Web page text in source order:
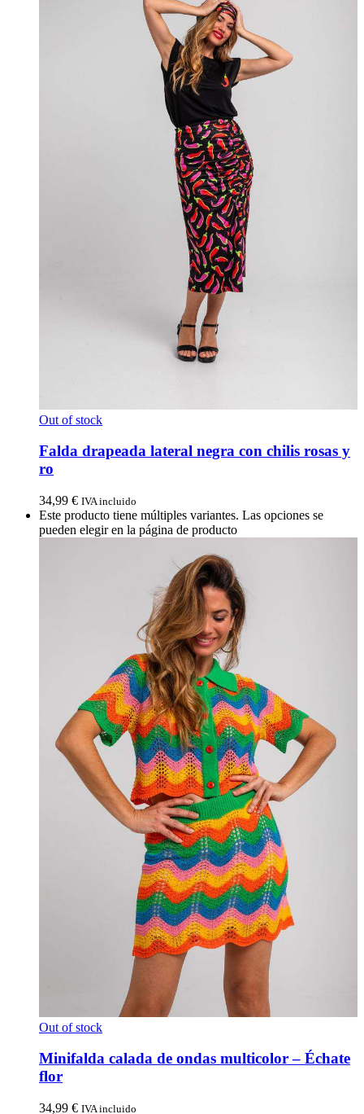
Out of stock
Falda drapeada lateral negra con chilis rosas y
ro
34,99 € IVA incluido
Este producto tiene múltiples variantes. Las opciones se
pueden elegir en la página de producto
Out of stock
Minifalda calada de ondas multicolor – Échate
flor
34,99 € IVA incluido